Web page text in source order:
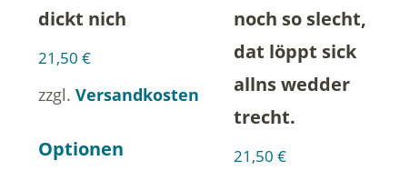
dickt nich
21,50 €
zzgl. Versandkosten
Optionen
noch so slecht,
dat löppt sick
allns wedder
trecht.
21,50 €